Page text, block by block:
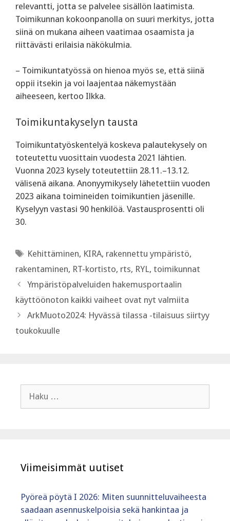
relevantti, jotta se palvelee sisällön laatimista.
Toimikunnan kokoonpanolla on suuri merkitys, jotta
siinä on mukana aiheen vaatimaa osaamista ja
riittävästi erilaisia näkökulmia.
– Toimikuntatyössä on hienoa myös se, että siinä
oppii itsekin ja voi laajentaa näkemystään
aiheeseen, kertoo Ilkka.
Toimikuntakyselyn tausta
Toimikuntatyöskentelyä koskeva palautekysely on
toteutettu vuosittain vuodesta 2021 lähtien.
Vuonna 2023 kysely toteutettiin 28.11.–13.12.
välisenä aikana. Anonyymikysely lähetettiin vuoden
2023 aikana toimineiden toimikuntien jäsenille.
Kyselyyn vastasi 90 henkilöä. Vastausprosentti oli
30.
Avainsanat
Kehittäminen, KIRA, rakennettu ympäristö,
rakentaminen, RT-kortisto, rts, RYL, toimikunnat
Ympäristöpalveluiden hakemusportaalin
käyttöönoton kaikki vaiheet ovat nyt valmiita
ArkMuoto2024: Hyvässä tilassa -tilaisuus siirtyy
toukokuulle
Viimeisimmät uutiset
Pyöreä pöytä I 2026: Miten suunnitteluvaiheesta
saadaan asennuskelpoisia sekä hankintaa ja